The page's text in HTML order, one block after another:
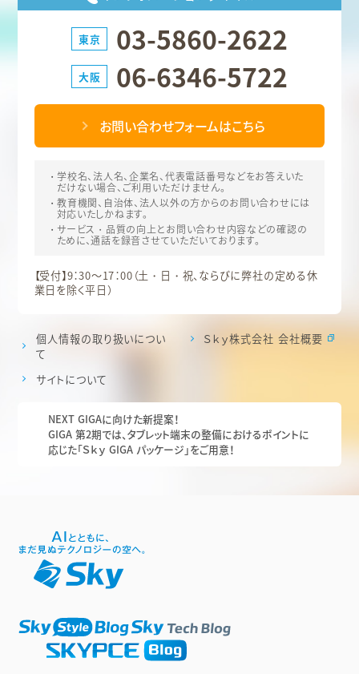
東京 03-5860-2622
大阪 06-6346-5722
お問い合わせフォームはこちら
学校名、法人名、企業名、代表電話番号などをお答えいた
だけない場合、ご利用いただけません。
教育機関、自治体、法人以外の方からのお問い合わせには
対応いたしかねます。
サービス・品質の向上とお問い合わせ内容などの確認の
ために、通話を録音させていただいております。
【受付】9：30～17：00（土・日・祝、ならびに弊社の定める休
業日を除く平日）
個人情報の取り扱いについ
て
サイトについて
Ｓｋｙ株式会社 会社概要
NEXT GIGAに向けた新提案！
GIGA 第2期では、タブレット端末の整備におけるポイントに
応じた「Ｓｋｙ GIGA パッケージ」をご用意！